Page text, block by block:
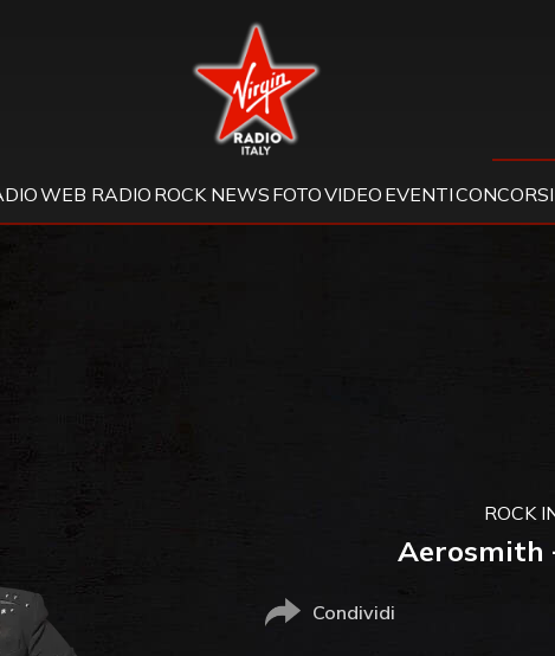
Virgin Radio
WEB RADIO ROCK NEWS FOTOVIDEO EVENTICONCORSI
ROCK
Aerosmith
Condividi